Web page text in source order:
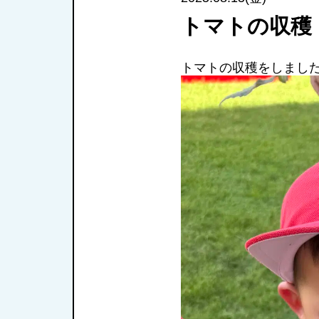
トマトの収穫
トマトの収穫をしまし